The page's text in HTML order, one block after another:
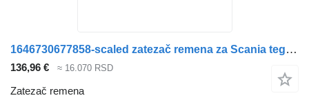
1646730677858-scaled zatezač remena za Scania tegljača
136,96 € ≈ 16.070 RSD
Zatezač remena